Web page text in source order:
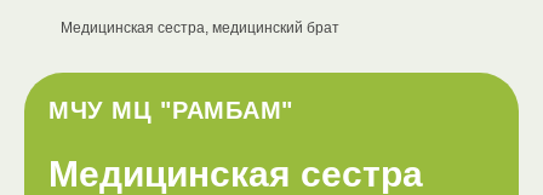
МЧУ МЦ "РАМБАМ"
Медицинская сестра, медицинский брат
Медицинская сестра